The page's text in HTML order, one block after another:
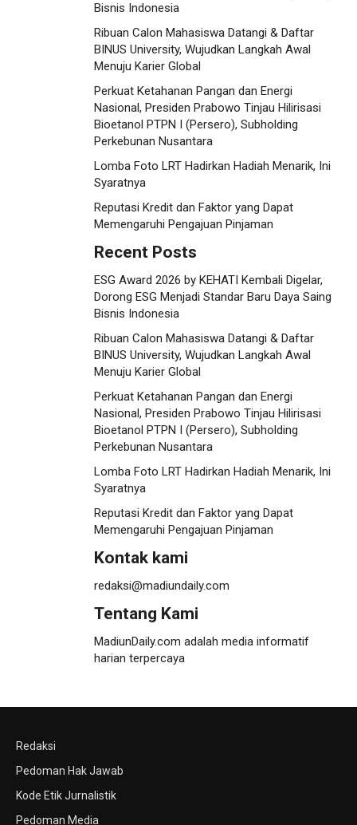
Bisnis Indonesia
Ribuan Calon Mahasiswa Datangi & Daftar
BINUS University, Wujudkan Langkah Awal
Menuju Karier Global
Perkuat Ketahanan Pangan dan Energi
Nasional, Presiden Prabowo Tinjau Hilirisasi
Bioetanol PTPN I (Persero), Subholding
Perkebunan Nusantara
Lomba Foto LRT Hadirkan Hadiah Menarik, Ini
Syaratnya
Reputasi Kredit dan Faktor yang Dapat
Memengaruhi Pengajuan Pinjaman
Recent Posts
ESG Award 2026 by KEHATI Kembali Digelar,
Dorong ESG Menjadi Standar Baru Daya Saing
Bisnis Indonesia
Ribuan Calon Mahasiswa Datangi & Daftar
BINUS University, Wujudkan Langkah Awal
Menuju Karier Global
Perkuat Ketahanan Pangan dan Energi
Nasional, Presiden Prabowo Tinjau Hilirisasi
Bioetanol PTPN I (Persero), Subholding
Perkebunan Nusantara
Lomba Foto LRT Hadirkan Hadiah Menarik, Ini
Syaratnya
Reputasi Kredit dan Faktor yang Dapat
Memengaruhi Pengajuan Pinjaman
Kontak kami
redaksi@madiundaily.com
Tentang Kami
MadiunDaily.com adalah media informatif
harian terpercaya
Redaksi
Pedoman Hak Jawab
Kode Etik Jurnalistik
Pedoman Media